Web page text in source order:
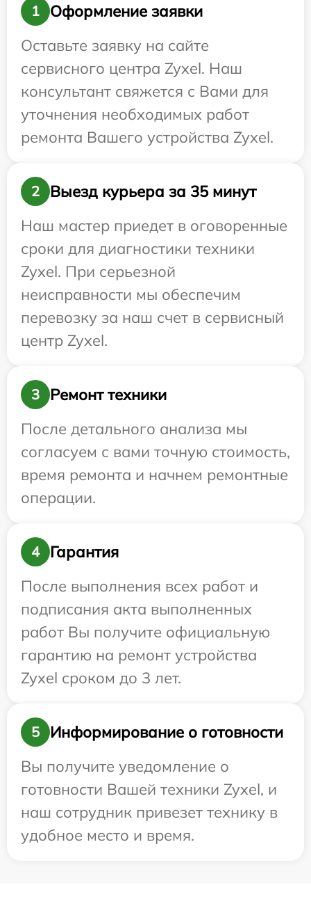
1
Оформление заявки
Оставьте заявку на сайте
сервисного центра Zyxel. Наш
консультант свяжется с Вами для
уточнения необходимых работ
ремонта Вашего устройства Zyxel.
2
Выезд курьера за 35 минут
Наш мастер приедет в оговоренные
сроки для диагностики техники
Zyxel. При серьезной
неисправности мы обеспечим
перевозку за наш счет в сервисный
центр Zyxel.
3
Ремонт техники
После детального анализа мы
согласуем с вами точную стоимость,
время ремонта и начнем ремонтные
операции.
4
Гарантия
После выполнения всех работ и
подписания акта выполненных
работ Вы получите официальную
гарантию на ремонт устройства
Zyxel сроком до 3 лет.
5
Информирование о готовности
Вы получите уведомление о
готовности Вашей техники Zyxel, и
наш сотрудник привезет технику в
удобное место и время.